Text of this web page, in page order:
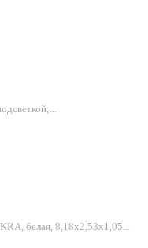
белая, 8,18х2,53х1,05...